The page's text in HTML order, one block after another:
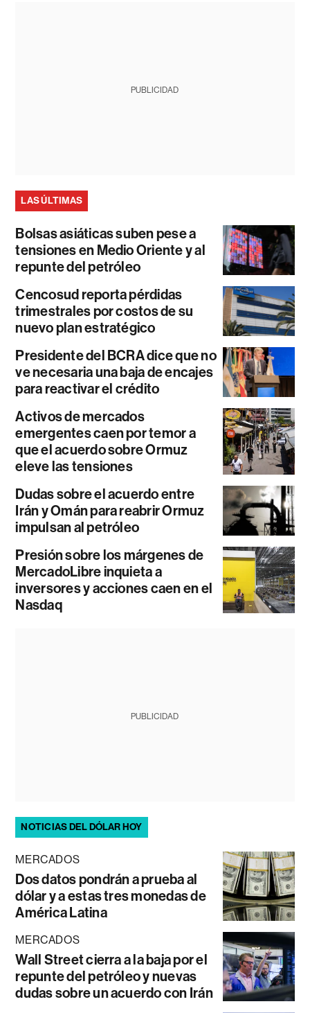
PUBLICIDAD
LAS ÚLTIMAS
Bolsas asiáticas suben pese a
tensiones en Medio Oriente y al
repunte del petróleo
Cencosud reporta pérdidas
trimestrales por costos de su
nuevo plan estratégico
Presidente del BCRA dice que no
ve necesaria una baja de encajes
para reactivar el crédito
Activos de mercados
emergentes caen por temor a
que el acuerdo sobre Ormuz
eleve las tensiones
Dudas sobre el acuerdo entre
Irán y Omán para reabrir Ormuz
impulsan al petróleo
Presión sobre los márgenes de
MercadoLibre inquieta a
inversores y acciones caen en el
Nasdaq
PUBLICIDAD
NOTICIAS DEL DÓLAR HOY
MERCADOS
Dos datos pondrán a prueba al
dólar y a estas tres monedas de
América Latina
MERCADOS
Wall Street cierra a la baja por el
repunte del petróleo y nuevas
dudas sobre un acuerdo con Irán